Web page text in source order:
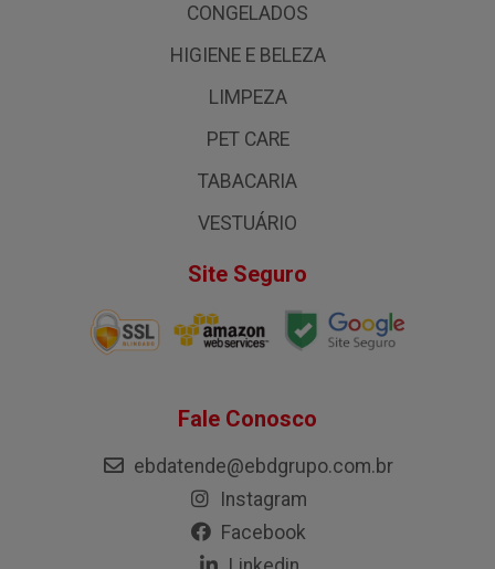
CONGELADOS
HIGIENE E BELEZA
LIMPEZA
PET CARE
TABACARIA
VESTUÁRIO
Site Seguro
Fale Conosco
ebdatende@ebdgrupo.com.br
Instagram
Facebook